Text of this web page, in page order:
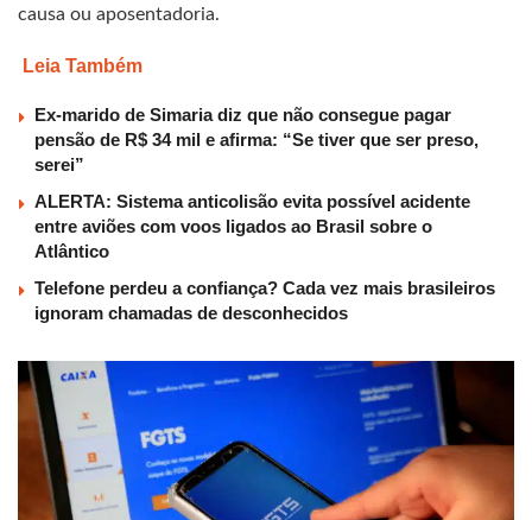
causa ou aposentadoria.
Leia Também
Ex-marido de Simaria diz que não consegue pagar
pensão de R$ 34 mil e afirma: “Se tiver que ser preso,
serei”
ALERTA: Sistema anticolisão evita possível acidente
entre aviões com voos ligados ao Brasil sobre o
Atlântico
Telefone perdeu a confiança? Cada vez mais brasileiros
ignoram chamadas de desconhecidos